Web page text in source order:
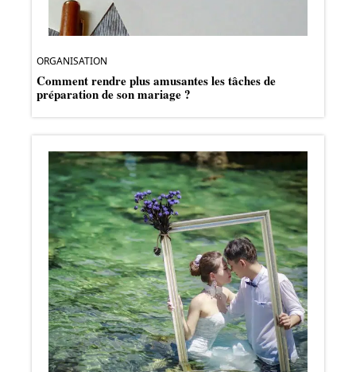
ORGANISATION
Comment rendre plus amusantes les tâches de
préparation de son mariage ?